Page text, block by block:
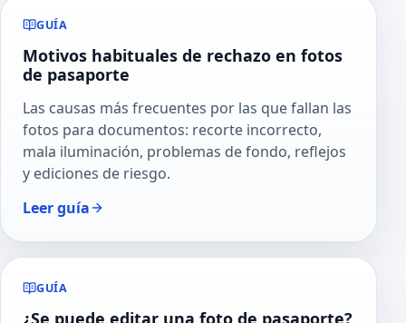
GUÍA
Motivos habituales de rechazo en fotos
de pasaporte
Las causas más frecuentes por las que fallan las
fotos para documentos: recorte incorrecto,
mala iluminación, problemas de fondo, reflejos
y ediciones de riesgo.
Leer guía
GUÍA
¿Se puede editar una foto de pasaporte?